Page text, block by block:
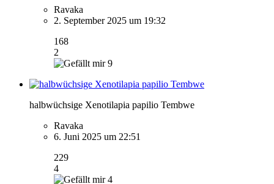
Ravaka
2. September 2025 um 19:32
168
2
9
halbwüchsige Xenotilapia papilio Tembwe
Ravaka
6. Juni 2025 um 22:51
229
4
4